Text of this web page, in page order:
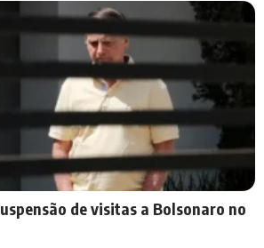
de visitas a Bolsonaro no